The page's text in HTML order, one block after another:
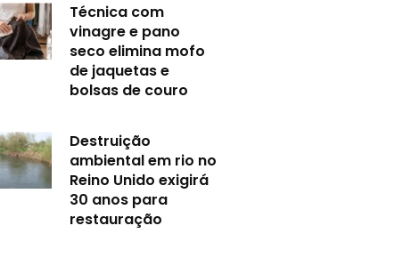
Técnica com
vinagre e pano
seco elimina mofo
de jaquetas e
bolsas de couro
Destruição
ambiental em rio no
Reino Unido exigirá
30 anos para
restauração